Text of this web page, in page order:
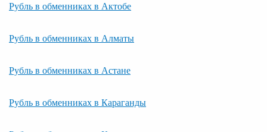
Рубль в обменниках в Актобе
Рубль в обменниках в Алматы
Рубль в обменниках в Астане
Рубль в обменниках в Караганды